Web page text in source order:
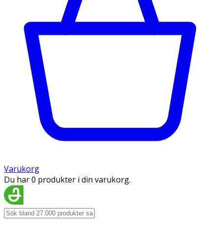
Varukorg
Du har 0 produkter i din varukorg.